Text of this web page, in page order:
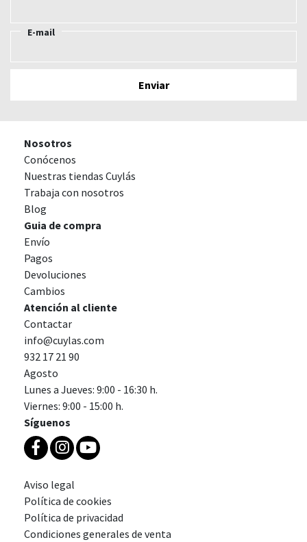
E-mail
Nosotros
Conócenos
Nuestras tiendas Cuylás
Trabaja con nosotros
Blog
Guia de compra
Envío
Pagos
Devoluciones
Cambios
Atención al cliente
Contactar
info@cuylas.com
932 17 21 90
Agosto
Lunes a Jueves: 9:00 - 16:30 h.
Viernes: 9:00 - 15:00 h.
Síguenos
Aviso legal
Política de cookies
Política de privacidad
Condiciones generales de venta